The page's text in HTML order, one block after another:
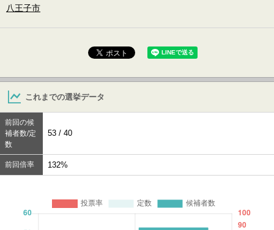
八王子市
これまでの選挙データ
前回の候
補者数/定
数
53 / 40
前回倍率 132%